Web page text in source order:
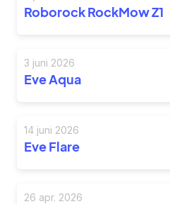
Roborock RockMow Z1
3 juni 2026
Eve Aqua
14 juni 2026
Eve Flare
26 apr. 2026